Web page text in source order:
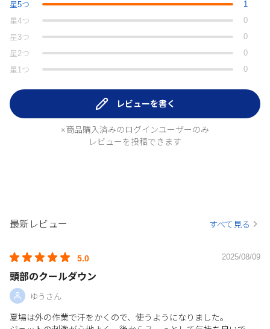
星5つ
1
星4つ
0
星 3つ
0
星 2つ
0
星 1つ 0
レビューを書く
※商品購入済みのログインユーザーのみ
レビューを投稿できます
最新レビュー すべて見る
5.0 2025/08/09
頭部のクールダウン
ゆうさん
夏場は外の作業で汗をかくので、使うようになりました。